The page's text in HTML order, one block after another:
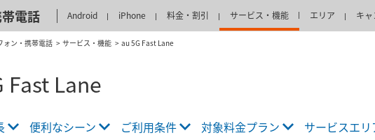
電話 Android iPhone 料金・割引 サービス・機能 エリア キ
ォン・携帯電話 サービス・機能 au 5G Fast Lane
Fast Lane
便利なシーン ご利用条件 対象料金プラン
サービスエリ